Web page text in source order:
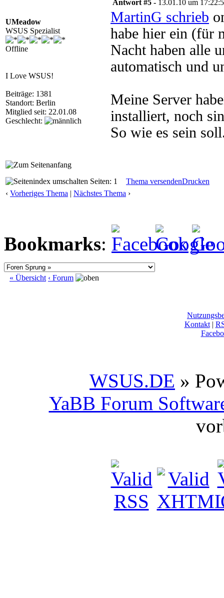
UMeadow
WSUS Spezialist
Offline
I Love WSUS!
Beiträge: 1381
Standort: Berlin
Mitglied seit: 22.01.08
Geschlecht:
Antwort #5 - 13.01.10 um
MartinG schrieb
habe hier ein (für
Nacht haben alle
automatisch und
Meine Server
installiert, noch
So wie es sein
Seiten: 1 Thema versendenDrucken
‹ Vorheriges Thema | Nächstes Thema ›
Bookmarks:
« Übersicht ‹ Forum
Kontakt|
WSUS.DE »
YaBB Forum